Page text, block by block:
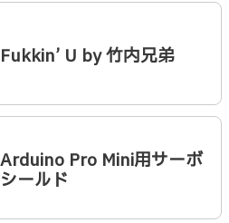
Fukkin’ U by 竹内兄弟
Arduino Pro Mini用サーボ
シールド